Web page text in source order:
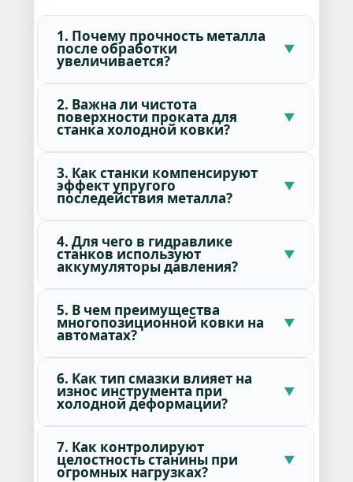
1. Почему прочность металла
после обработки
увеличивается?
2. Важна ли чистота
поверхности проката для
станка холодной ковки?
3. Как станки компенсируют
эффект упругого
последействия металла?
4. Для чего в гидравлике
станков используют
аккумуляторы давления?
5. В чем преимущества
многопозиционной ковки на
автоматах?
6. Как тип смазки влияет на
износ инструмента при
холодной деформации?
7. Как контролируют
целостность станины при
огромных нагрузках?